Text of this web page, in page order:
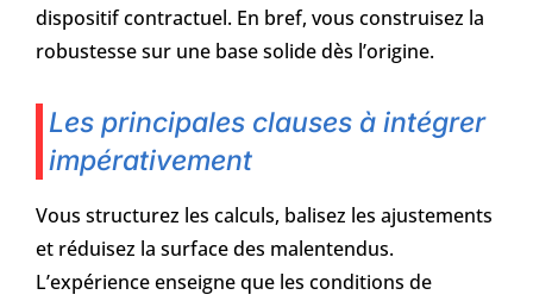
dispositif contractuel. En bref, vous construisez la
robustesse sur une base solide dès l’origine.
Les principales clauses à intégrer
impérativement
Vous structurez les calculs, balisez les ajustements
et réduisez la surface des malentendus.
L’expérience enseigne que les conditions de